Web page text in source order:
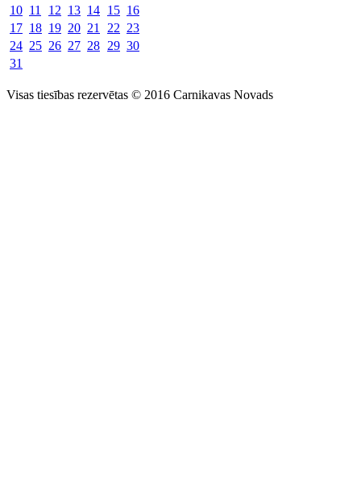
10 11 12 13 14 15 16
17 18 19 20 21 22 23
24 25 26 27 28 29 30
31
Visas tiesības rezervētas © 2016 Carnikavas Novads